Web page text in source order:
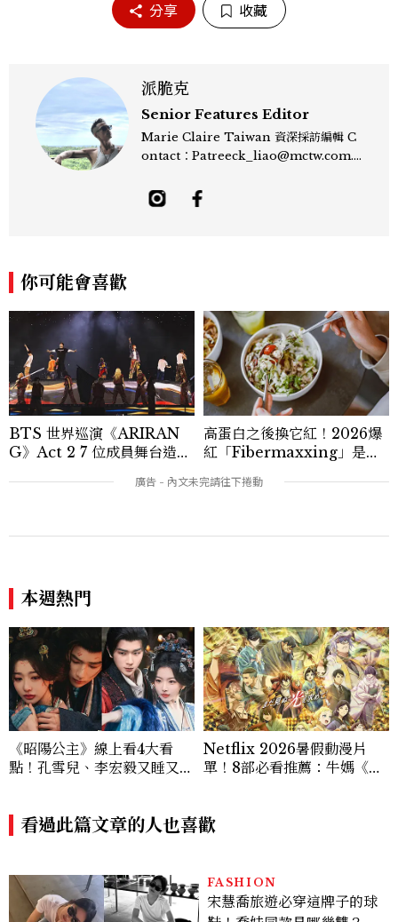
分享 收藏
派脆克
Senior Features Editor
Marie Claire Taiwan 資深採訪編輯 C
ontact：Patreeck_liao@mctw.com.t
敏銳的觀察力與敘事能力，撰寫出兼具深度
與美感的專題內容，長期關注亞洲娛樂、人
力的跨平台敘事語言。認為好的內容不僅是
記錄時代，更是溫柔的行動——在每一段訪
談與每一篇文章裡，留下值得反覆回味的
光。
你可能會喜歡
BTS 世界巡演《ARIRAN
G》Act 2 7 位成員舞台造型
高蛋白之後換它紅！2026爆
紅「Fibermaxxing」是什
狂吃菜
本週熱門
《昭陽公主》線上看4大看
點！孔雪兒、李宏毅又睡又鬥
Netflix 2026暑假動漫片
單！8部必看推薦：牛媽《黃
看過此篇文章的人也喜歡
FASHION
宋慧喬旅遊必穿這牌子的球